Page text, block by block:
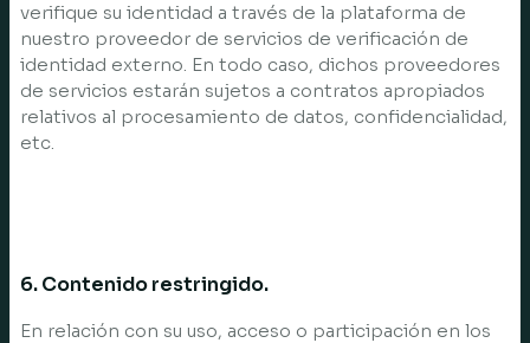
verifique su identidad a través de la plataforma de
nuestro proveedor de servicios de verificación de
identidad externo. En todo caso, dichos proveedores
de servicios estarán sujetos a contratos apropiados
relativos al procesamiento de datos, confidencialidad,
etc.
6. Contenido restringido.
En relación con su uso, acceso o participación en los